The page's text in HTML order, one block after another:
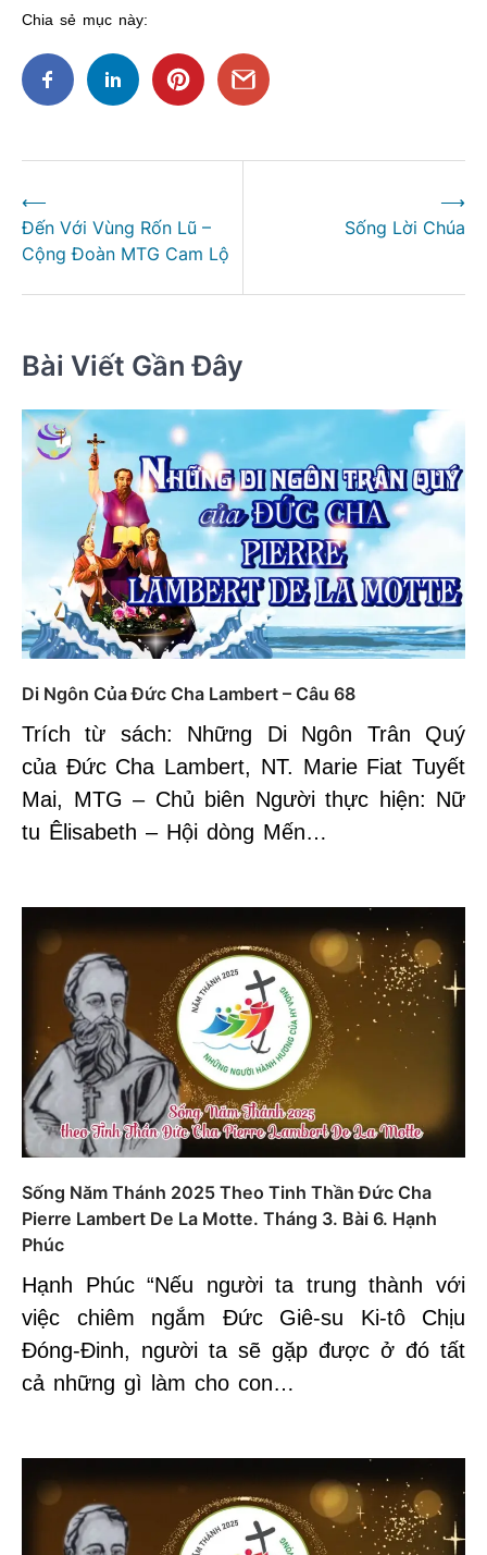
Chia sẻ mục này:
hướng
bài
⟵
Đến Với Vùng Rốn Lũ –
Cộng Đoàn MTG Cam Lộ
Sống Lời Chúa
⟶
Bài Viết Gần Đây
Di Ngôn Của Đức Cha Lambert – Câu 68
Trích từ sách: Những Di Ngôn Trân Quý
của Đức Cha Lambert, NT. Marie Fiat Tuyết
Mai, MTG – Chủ biên Người thực hiện: Nữ
tu Êlisabeth – Hội dòng Mến…
Sống Năm Thánh 2025 Theo Tinh Thần Đức Cha
Pierre Lambert De La Motte. Tháng 3. Bài 6. Hạnh
Phúc
Hạnh Phúc “Nếu người ta trung thành với
việc chiêm ngắm Đức Giê-su Ki-tô Chịu
Đóng-Đinh, người ta sẽ gặp được ở đó tất
cả những gì làm cho con…